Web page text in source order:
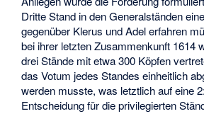
Dritte Stand in den Generalständen
gegenüber Klerus und Adel erfahren
bei ihrer letzten Zusammenkunft 1614
drei Stände mit etwa 300 Köpfen
das Votum jedes Standes einheitlich
werden musste, was letztlich auf eine
Entscheidung für die privilegierten